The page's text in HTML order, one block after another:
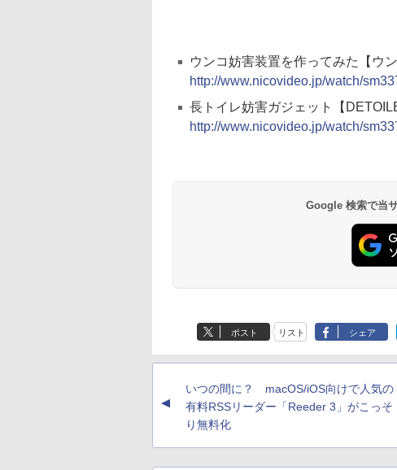
ウンコ妨害装置を作ってみた【ウ
http://www.nicovideo.jp/watch/
長トイレ妨害ガジェット【
http://www.nicovideo.jp/watch/
Google 検索で当
ポスト リスト シェア
▲
いつの間に？ macOS/iOS向けで人気の
有料RSSリーダー「Reeder 3」がこっそ
り無料化